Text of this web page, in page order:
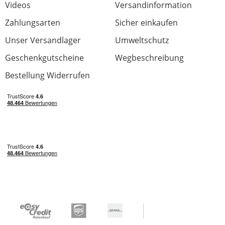
Videos
Versandinformation
Zahlungsarten
Sicher einkaufen
Unser Versandlager
Umweltschutz
Geschenkgutscheine
Wegbeschreibung
Bestellung Widerrufen